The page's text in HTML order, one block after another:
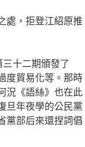
處，拒登江紹原推
十二期頒發了
度貿易化等。那時
況《語絲》也在此
旦年夜學的公民黨
黨部后來還捏詞倡